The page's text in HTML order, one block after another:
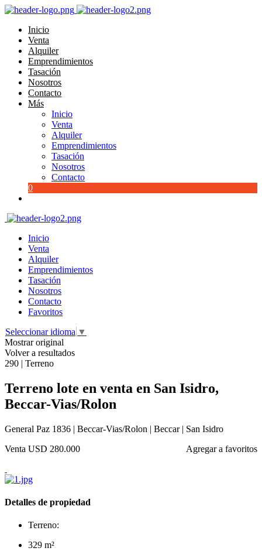
Inicio
Venta
Alquiler
Emprendimientos
Tasación
Nosotros
Contacto
Más
Inicio
Venta
Alquiler
Emprendimientos
Tasación
Nosotros
Contacto
0
Inicio
Venta
Alquiler
Emprendimientos
Tasación
Nosotros
Contacto
Favoritos
Seleccionar idioma ▼
Mostrar original
Volver a resultados
290 | Terreno
Terreno lote en venta en San Isidro,
Beccar-Vias/Rolon
General Paz 1836 | Beccar-Vias/Rolon | Beccar | San Isidro
Agregar a favoritos
Venta USD 280.000
Detalles de propiedad
Terreno:
329 m²